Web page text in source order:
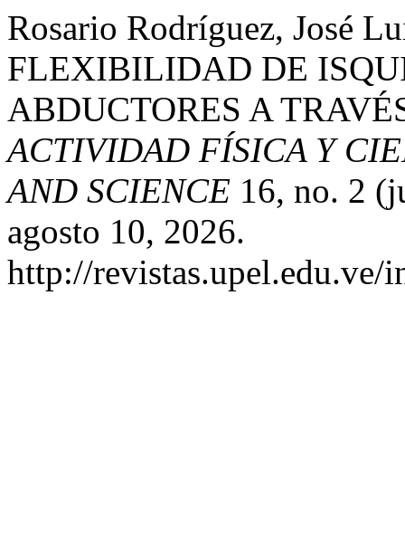
Rosario Rodríguez, José
FLEXIBILIDAD DE
ABDUCTORES A
ACTIVIDAD FÍSICA Y
AND SCIENCE 16, no. 2
agosto 10, 2026.
http://